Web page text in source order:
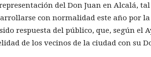
del Don Juan en Alcalá,
con normalidad este año por
respuesta del público, que, según el
de los vecinos de la ciudad con su